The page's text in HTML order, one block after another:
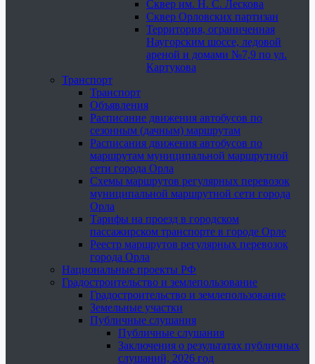
Сквер им. Н. С. Лескова
Сквер Орловских партизан
Территория, ограниченная
Наугорским шоссе, ледовой
ареной и домами №7,9 по ул.
Картукова
Транспорт
Транспорт
Объявления
Расписание движения автобусов по
сезонным (дачным) маршрутам
Расписания движения автобусов по
маршрутам муниципальной маршрутной
сети города Орла
Схемы маршрутов регулярных перевозок
муниципальной маршрутной сети города
Орла
Тарифы на проезд в городском
пассажирском транспорте в городе Орле
Реестр маршрутов регулярных перевозок
города Орла
Национальные проекты РФ
Градостроительство и землепользование
Градостроительство и землепользование
Земельные участки
Публичные слушания
Публичные слушания
Заключения о результатах публичных
слушаний, 2026 год